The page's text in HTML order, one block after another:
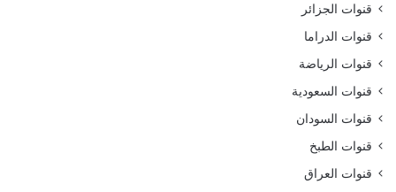
قنوات الجزائر
قنوات الدراما
قنوات الرياضة
قنوات السعودية
قنوات السودان
قنوات الطبخ
قنوات العراق